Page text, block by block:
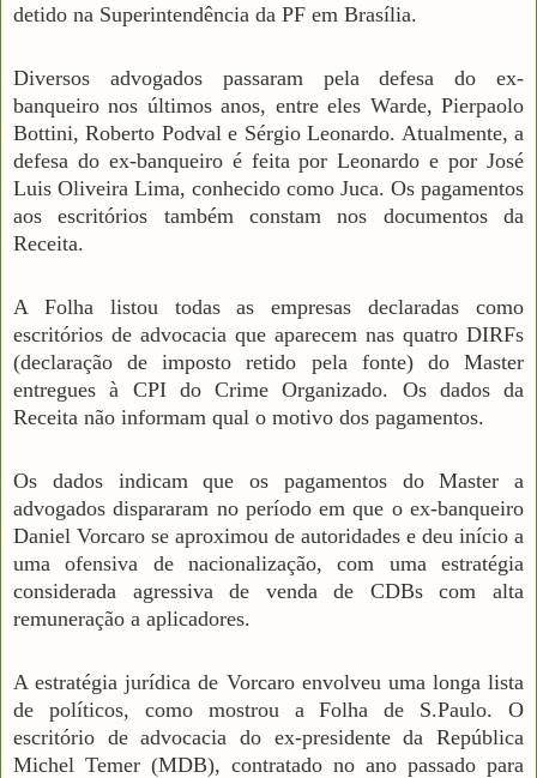
detido na Superintendência da PF em Brasília.
Diversos advogados passaram pela defesa do ex-
banqueiro nos últimos anos, entre eles Warde, Pierpaolo
Bottini, Roberto Podval e Sérgio Leonardo. Atualmente, a
defesa do ex-banqueiro é feita por Leonardo e por José
Luis Oliveira Lima, conhecido como Juca. Os pagamentos
aos escritórios também constam nos documentos da
Receita.
A Folha listou todas as empresas declaradas como
escritórios de advocacia que aparecem nas quatro DIRFs
(declaração de imposto retido pela fonte) do Master
entregues à CPI do Crime Organizado. Os dados da
Receita não informam qual o motivo dos pagamentos.
Os dados indicam que os pagamentos do Master a
advogados dispararam no período em que o ex-banqueiro
Daniel Vorcaro se aproximou de autoridades e deu início a
uma ofensiva de nacionalização, com uma estratégia
considerada agressiva de venda de CDBs com alta
remuneração a aplicadores.
A estratégia jurídica de Vorcaro envolveu uma longa lista
de políticos, como mostrou a Folha de S.Paulo. O
escritório de advocacia do ex-presidente da República
Michel Temer (MDB), contratado no ano passado para